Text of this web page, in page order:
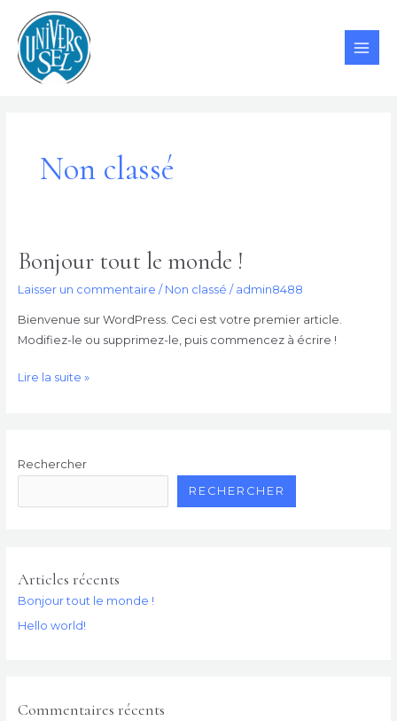
contenu
Non classé
Bonjour tout le monde !
Laisser un commentaire / Non classé / admin8488
Bienvenue sur WordPress. Ceci est votre premier article.
Modifiez-le ou supprimez-le, puis commencez à écrire !
Bonjour
le
monde !
Lire la suite »
Rechercher
RECHERCHER
Articles récents
Bonjour tout le monde !
Hello world!
Commentaires récents